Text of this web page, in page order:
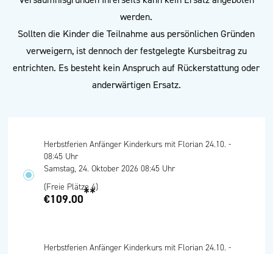
werden.
Sollten die Kinder die Teilnahme aus persönlichen Gründen
verweigern, ist dennoch der festgelegte Kursbeitrag zu
entrichten. Es besteht kein Anspruch auf Rückerstattung oder
anderwärtigen Ersatz.
Herbstferien Anfänger Kinderkurs mit Florian 24.10. -
08:45 Uhr
Samstag, 24. Oktober 2026 08:45 Uhr
(Freie Plätze 4)
€109.00**
Herbstferien Anfänger Kinderkurs mit Florian 24.10. -